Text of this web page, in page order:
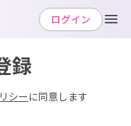
録
シーに同意します
ログイン